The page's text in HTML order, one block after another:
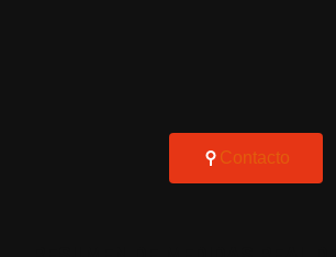
Contacto